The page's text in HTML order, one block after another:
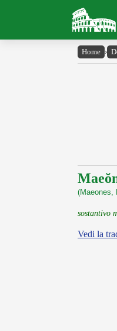
Home ›
(Maeones,
sostantivo
Vedi la